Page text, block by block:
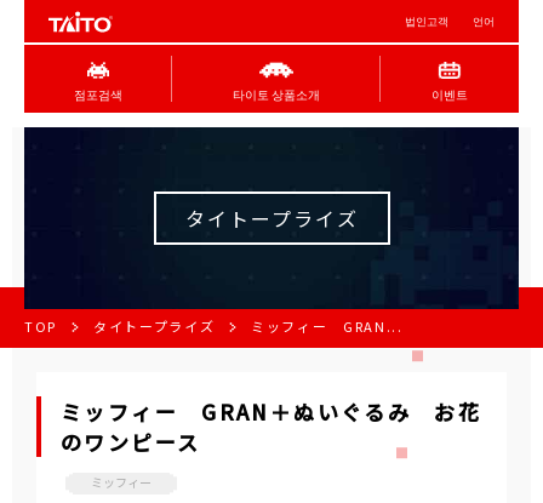
법인고객 언어
점포검색 타이토 상품소개 이벤트
タイトープライズ
TOP タイトープライズ ミッフィー GRAN...
ミッフィー GRAN＋ぬいぐるみ お花
のワンピース
ミッフィー